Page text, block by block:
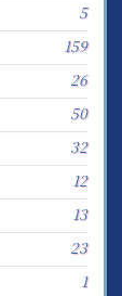
5
159
26
50
32
12
13
23
1